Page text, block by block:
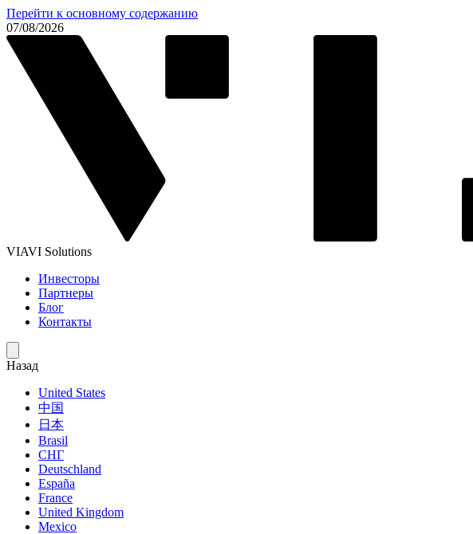
Перейти к основному содержанию
07/08/2026
VIAVI Solutions
Инвесторы
Партнеры
Блог
Контакты
Назад
United States
中国
日本
Brasil
СНГ
Deutschland
España
France
United Kingdom
Mexico